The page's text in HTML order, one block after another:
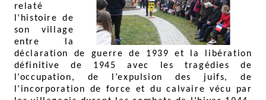
relaté
l’histoire de
son village
entre la
déclaration de guerre de 1939 et la libération
définitive de 1945 avec les tragédies de
l’occupation, de l’expulsion des juifs, de
l’incorporation de force et du calvaire vécu par